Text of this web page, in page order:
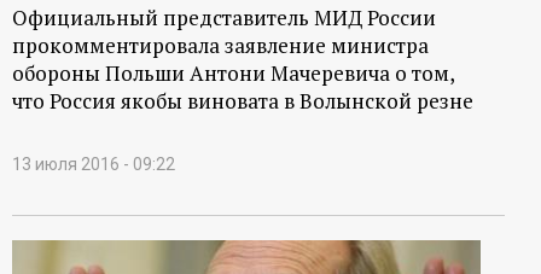
н
н
ы
й
Официальный представитель МИД России
прокомментировала заявление министра
обороны Польши Антони Мачеревича о том,
что Россия якобы виновата в Волынской резне
13 июля 2016 - 09:22